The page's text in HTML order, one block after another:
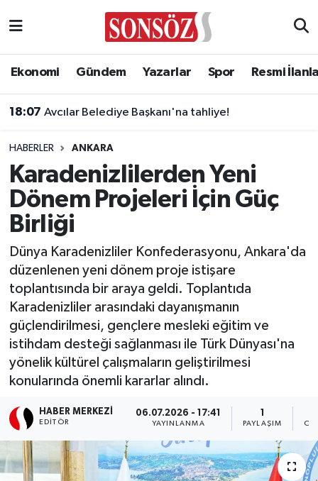
Ekonomi Gündem Yazarlar Spor Resmi
18:07 Avcılar Belediye Başkanı'na tahliye!
HABERLER ANKARA
Karadenizlilerden Yeni
Dönem Projeleri İçin Güç
Birliği
Dünya Karadenizliler Konfederasyonu, Ankara'da
düzenlenen yeni dönem proje istişare
toplantısında bir araya geldi. Toplantıda
Karadenizliler arasındaki dayanışmanın
güçlendirilmesi, gençlere mesleki eğitim ve
istihdam desteği sağlanması ile Türk Dünyası'na
yönelik kültürel çalışmaların geliştirilmesi
konularında önemli kararlar alındı.
HABER MERKEZI
EDITÖR
06.07.2026 - 17:41
YAYINLANMA PAYLAŞIM
Asayiş
Biyografi
Çevre
Diğer
Dünya
Eğitim
Ekonomi
Eleman
Emlak
Gündem
Ankara Nöbetçi Eczaneler
Ankara Trafik Yoğunluk Haritası
Süper Lig Puan Durumu ve Fikstür
Tüm Manşetler
Son Dakika Haberleri
Haber Arşivi